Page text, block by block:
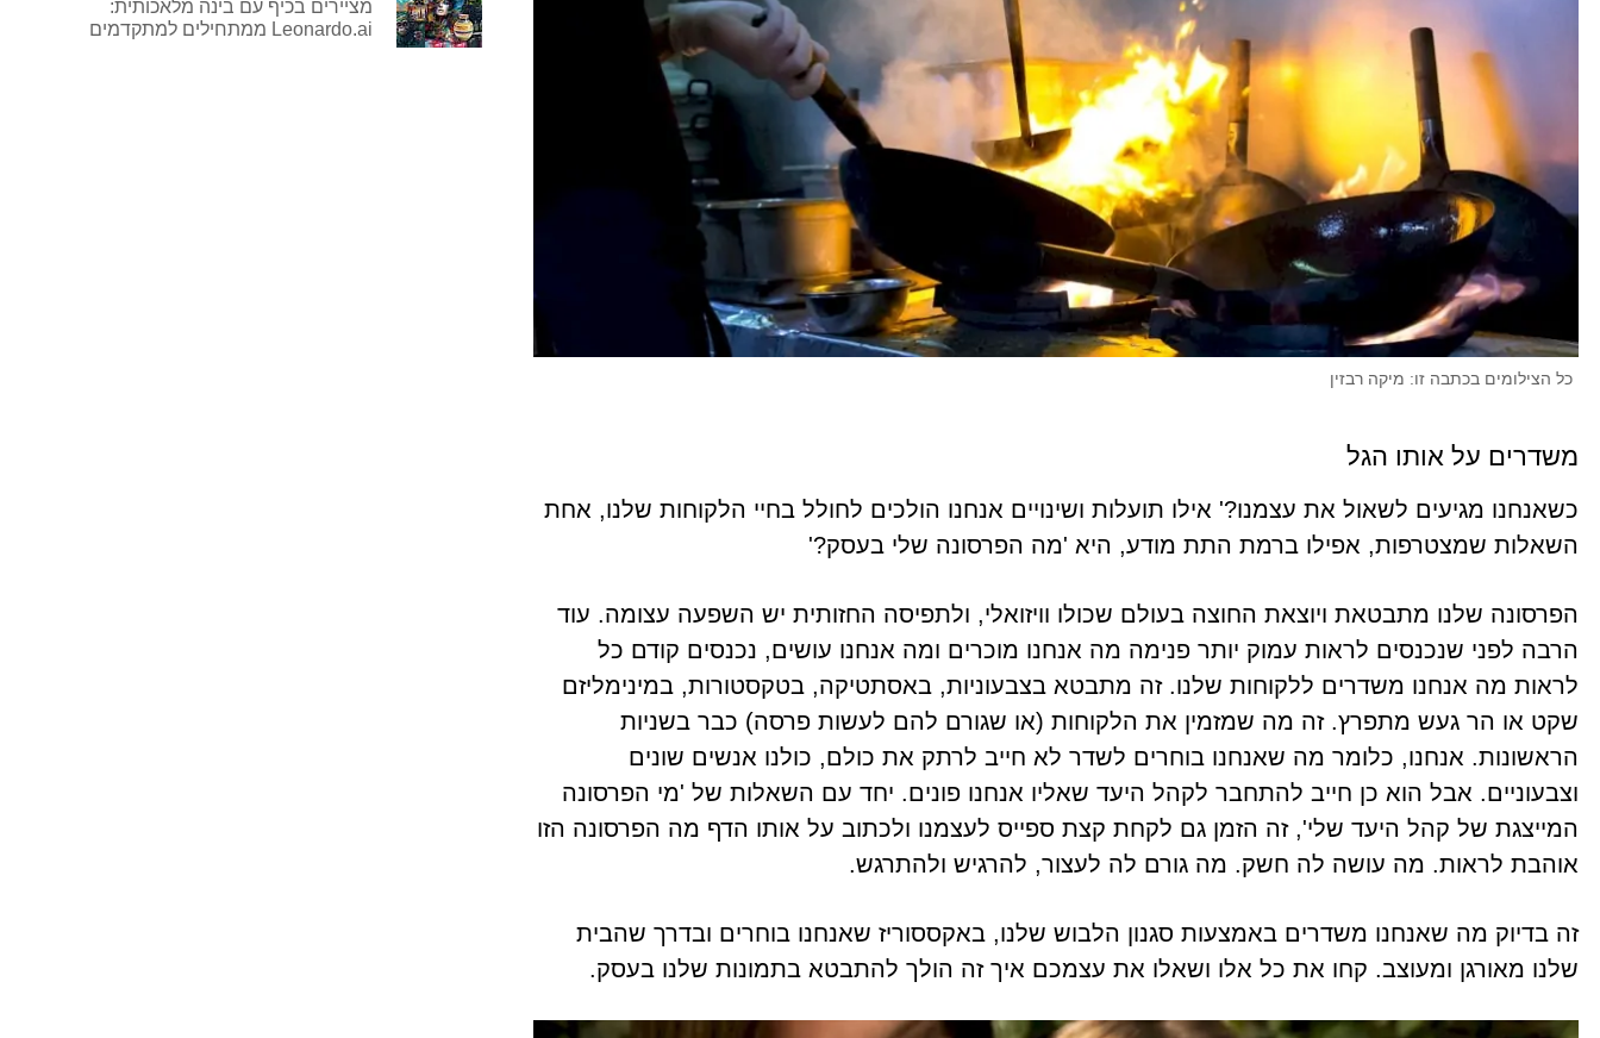
כל הצילומים בכתבה זו: מיקה רבזין
משדרים על אותו הגל
כשאנחנו מגיעים לשאול את עצמנו?' אילו תועלות ושינויים אנחנו הולכים לחולל בחיי הלקוחות שלנו, אחת
השאלות שמצטרפות, אפילו ברמת התת מודע, היא 'מה הפרסונה שלי בעסק?'
הפרסונה שלנו מתבטאת ויוצאת החוצה בעולם שכולו וויזואלי, ולתפיסה החזותית יש השפעה עצומה. עוד
הרבה לפני שנכנסים לראות עמוק יותר פנימה מה אנחנו מוכרים ומה אנחנו עושים, נכנסים קודם כל
לראות מה אנחנו משדרים ללקוחות שלנו. זה מתבטא בצבעוניות, באסתטיקה, בטקסטורות, במינימליזם
שקט או הר געש מתפרץ. זה מה שמזמין את הלקוחות (או שגורם להם לעשות פרסה) כבר בשניות
הראשונות. אנחנו, כלומר מה שאנחנו בוחרים לשדר לא חייב לרתק את כולם, כולנו אנשים שונים
וצבעוניים. אבל הוא כן חייב להתחבר לקהל היעד שאליו אנחנו פונים. יחד עם השאלות של 'מי הפרסונה
המייצגת של קהל היעד שלי', זה הזמן גם לקחת קצת ספייס לעצמנו ולכתוב על אותו הדף מה הפרסונה הזו
אוהבת לראות. מה עושה לה חשק. מה גורם לה לעצור, להרגיש ולהתרגש.
זה בדיוק מה שאנחנו משדרים באמצעות סגנון הלבוש שלנו, באקססוריז שאנחנו בוחרים ובדרך שהבית
שלנו מאורגן ומעוצב. קחו את כל אלו ושאלו את עצמכם איך זה הולך להתבטא בתמונות שלנו בעסק.
מציירים בכיף עם בינה מלאכותית:
Leonardo.ai ממתחילים למתקדמים